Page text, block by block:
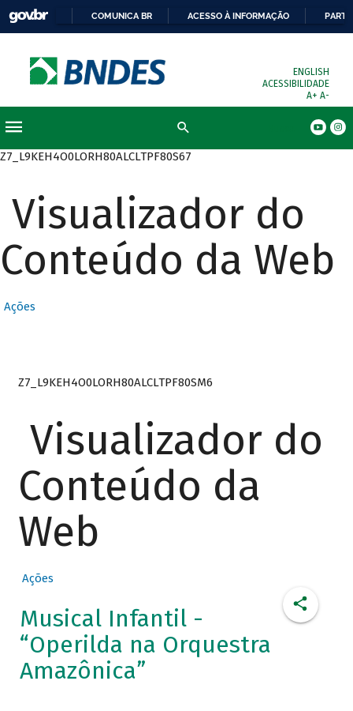
COMUNICA BR ACESSO À INFORMAÇÃO
ENGLISH
ACESSIBILIDADE
A+ A-
Z7_L9KEH4O0LORH80ALCLTPF80S67
Visualizador do
Conteúdo da Web
Ações
Z7_L9KEH4O0LORH80ALCLTPF80SM6
Visualizador do
Conteúdo da
Web
Ações
Musical Infantil -
“Operilda na Orquestra
Amazônica”